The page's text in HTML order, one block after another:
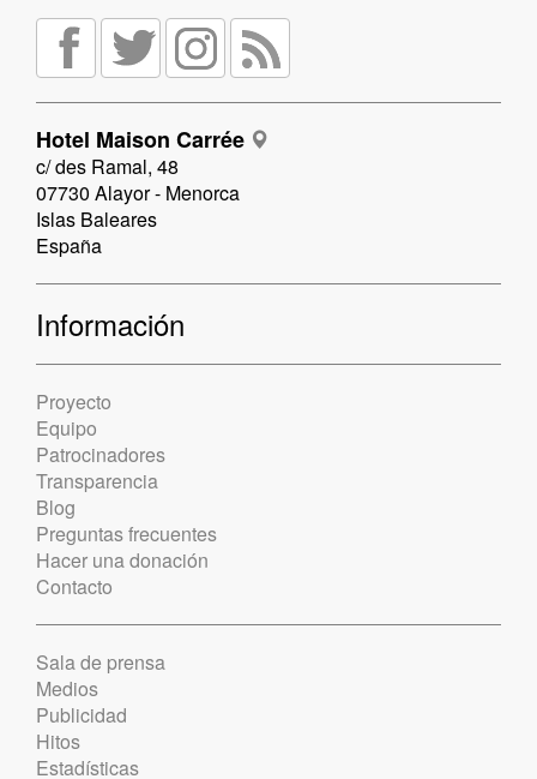
Hotel Maison Carrée
c/ des Ramal, 48
07730 Alayor - Menorca
Islas Baleares
España
Información
Proyecto
Equipo
Patrocinadores
Transparencia
Blog
Preguntas frecuentes
Hacer una donación
Contacto
Sala de prensa
Medios
Publicidad
Hitos
Estadísticas